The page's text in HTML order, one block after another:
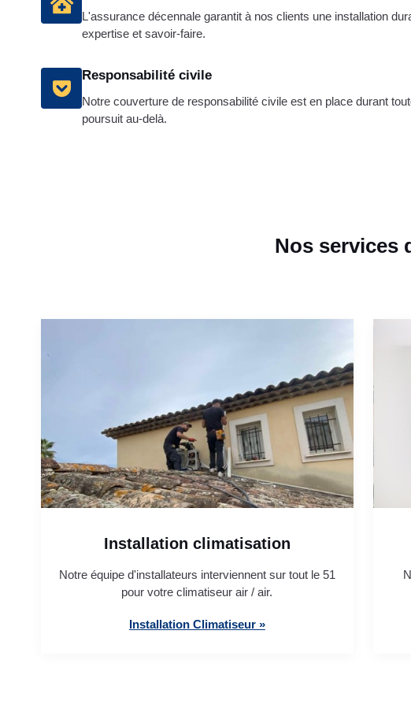
L'assurance décennale garantit à nos clients une installation
expertise et savoir-faire.
Responsabilité civile
Notre couverture de responsabilité civile est en place durant
poursuit au-delà.
Nos services
Installation climatisation
Notre équipe d'installateurs interviennent sur tout le 51
pour votre climatiseur air / air.
Installation Climatiseur »